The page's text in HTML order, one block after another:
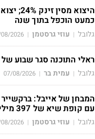
היצוא מסין
כמעט הוכפל בתוך שנה
גלובל | עוזי גרסטמן |
2026
ראלי התוכנה סגר שבוע של 8%
גלובל | עמית בר |
07/08/2026
המבחן של אייבל:
עם קופת שיא של 397 מיליארד דולר
גלובל | עוזי גרסטמן |
2026